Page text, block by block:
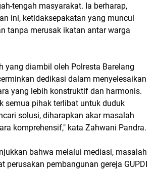
tengah masyarakat. Ia berharap,
ini, ketidaksepakatan yang muncul
tanpa merusak ikatan antar warga
yang diambil oleh Polresta Barelang
dedikasi dalam menyelesaikan
yang lebih konstruktif dan harmonis.
semua pihak terlibat untuk duduk
solusi, diharapkan akar masalah
komprehensif," kata Zahwani Pandra.
bahwa melalui mediasi, masalah
perusakan pembangunan gereja GUPDI